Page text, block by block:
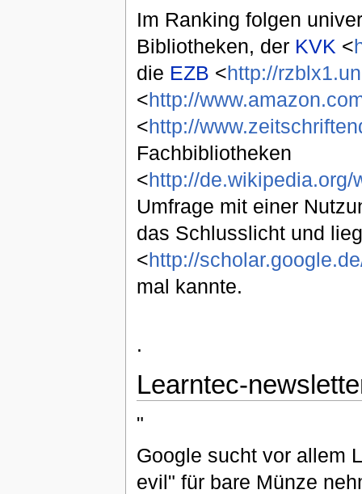
Im Ranking folgen
Bibliotheken, der KVK <
die EZB <http://
<http://
<http://
Fachbibliotheken
<http://
Umfrage mit einer
das Schlusslicht und
<http://
mal kannte.
.
Learntec-
"
Google sucht vor allem
evil" für bare Münze